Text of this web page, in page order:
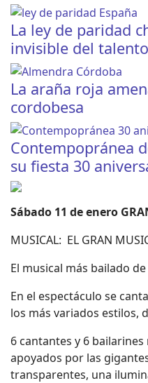
La ley de paridad
invisible del talento
La araña roja
cordobesa
Contempopránea
su fiesta 30
Sábado 11 de enero
MUSICAL: EL GRAN
El musical más bailado
En el espectáculo se
los más variados estilos,
6 cantantes y 6
apoyados por las
transparentes, una